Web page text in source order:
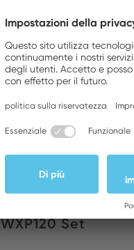
WXP120 Set